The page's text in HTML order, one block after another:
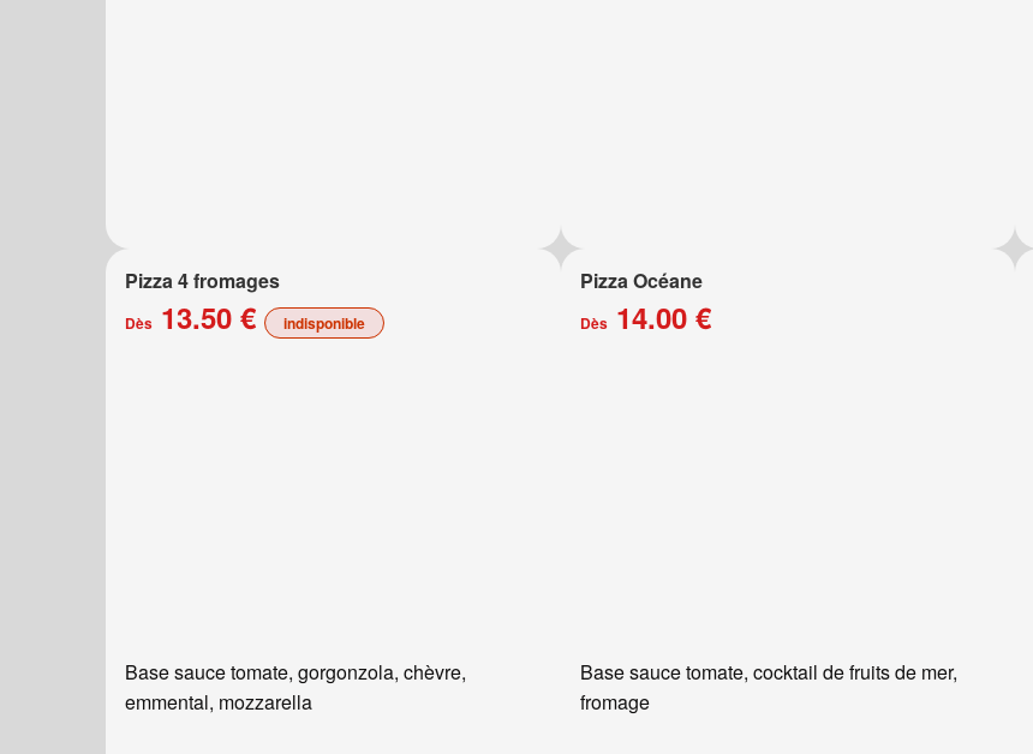
Pizza 4 fromages
Dès 13.50 € indisponible
Base sauce tomate, gorgonzola, chèvre,
emmental, mozzarella
Pizza Océane
Dès14.00 €
Base sauce tomate, cocktail de fruits de mer,
fromage